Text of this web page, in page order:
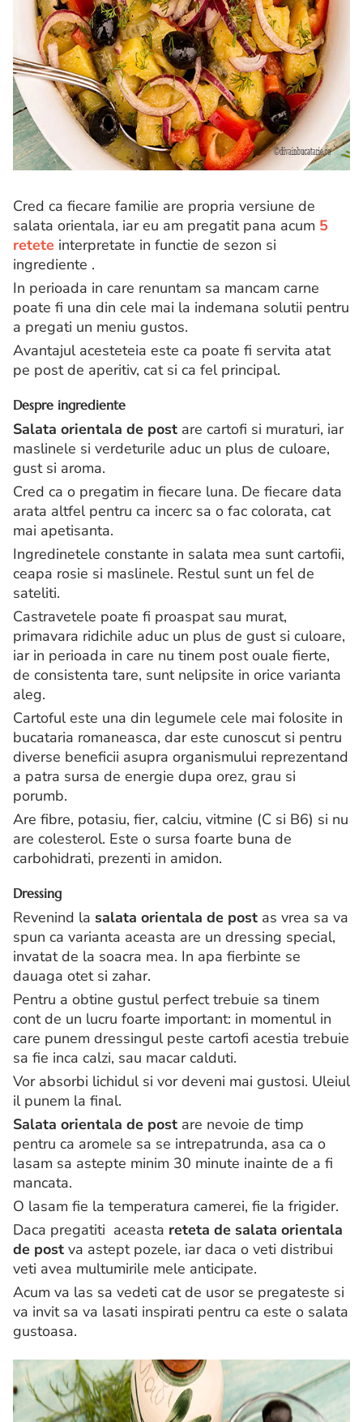
Cred ca fiecare familie are propria versiune de
salata orientala, iar eu am pregatit pana acum 5
retete interpretate in functie de sezon si
ingrediente .
In perioada in care renuntam sa mancam carne
poate fi una din cele mai la indemana solutii pentru
a pregati un meniu gustos.
Avantajul acesteteia este ca poate fi servita atat
pe post de aperitiv, cat si ca fel principal.
Despre ingrediente
Salata orientala de post are cartofi si muraturi, iar
maslinele si verdeturile aduc un plus de culoare,
gust si aroma.
Cred ca o pregatim in fiecare luna. De fiecare data
arata altfel pentru ca incerc sa o fac colorata, cat
mai apetisanta.
Ingredinetele constante in salata mea sunt cartofii,
ceapa rosie si maslinele. Restul sunt un fel de
sateliti.
Castravetele poate fi proaspat sau murat,
primavara ridichile aduc un plus de gust si culoare,
iar in perioada in care nu tinem post ouale fierte,
de consistenta tare, sunt nelipsite in orice varianta
aleg.
Cartoful este una din legumele cele mai folosite in
bucataria romaneasca, dar este cunoscut si pentru
diverse beneficii asupra organismului reprezentand
a patra sursa de energie dupa orez, grau si
porumb.
Are fibre, potasiu, fier, calciu, vitmine (C si B6) si nu
are colesterol. Este o sursa foarte buna de
carbohidrati, prezenti in amidon.
Dressing
Revenind la salata orientala de post as vrea sa va
spun ca varianta aceasta are un dressing special,
invatat de la soacra mea. In apa fierbinte se
dauaga otet si zahar.
Pentru a obtine gustul perfect trebuie sa tinem
cont de un lucru foarte important: in momentul in
care punem dressingul peste cartofi acestia trebuie
sa fie inca calzi, sau macar calduti.
Vor absorbi lichidul si vor deveni mai gustosi. Uleiul
il punem la final.
Salata orientala de post are nevoie de timp
pentru ca aromele sa se intrepatrunda, asa ca o
lasam sa astepte minim 30 minute inainte de a fi
mancata.
O lasam fie la temperatura camerei, fie la frigider.
Daca pregatiti aceasta reteta de salata orientala
de post va astept pozele, iar daca o veti distribui
veti avea multumirile mele anticipate.
Acum va las sa vedeti cat de usor se pregateste si
va invit sa va lasati inspirati pentru ca este o salata
gustoasa.